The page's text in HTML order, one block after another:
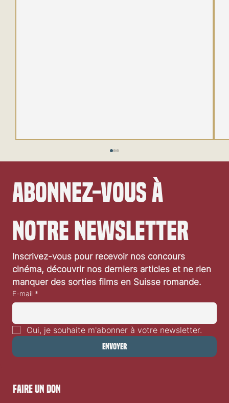
Abonnez-vous à
notre newsletter
Inscrivez-vous pour recevoir nos concours
cinéma, découvrir nos derniers articles et ne rien
manquer des sorties films en Suisse romande.
E-mail *
Oui, je souhaite m'abonner à votre newsletter.
Envoyer
faire un don